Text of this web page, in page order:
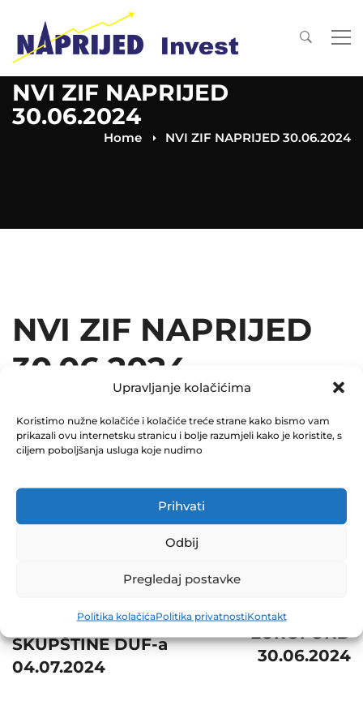
Upravljanje kolačićima
Koristimo nužne kolačiće i kolačiće treće strane kako bismo vam
prikazali ovu internetsku stranicu i bolje razumjeli kako je koristite, s
ciljem poboljšanja usluga koje nudimo
Prihvati
Odbij
Pregledaj postavke
Politika kolačićaPolitika privatnostiKontakt
NVI ZIF NAPRIJED
30.06.2024
Home NVI ZIF NAPRIJED 30.06.2024
NVI ZIF NAPRIJED
30.06.2024
0 Comments
Share
SAZIVANJU
SKUPŠTINE DUF-a
04.07.2024
EUROFOND
30.06.2024